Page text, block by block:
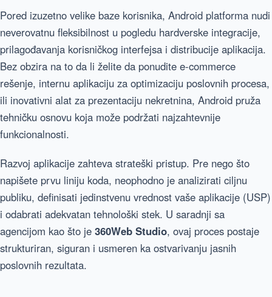
Pored izuzetno velike baze korisnika, Android platforma nudi
neverovatnu fleksibilnost u pogledu hardverske integracije,
prilagođavanja korisničkog interfejsa i distribucije aplikacija.
Bez obzira na to da li želite da ponudite e-commerce
rešenje, internu aplikaciju za optimizaciju poslovnih procesa,
ili inovativni alat za prezentaciju nekretnina, Android pruža
tehničku osnovu koja može podržati najzahtevnije
funkcionalnosti.
Razvoj aplikacije zahteva strateški pristup. Pre nego što
napišete prvu liniju koda, neophodno je analizirati ciljnu
publiku, definisati jedinstvenu vrednost vaše aplikacije (USP)
i odabrati adekvatan tehnološki stek. U saradnji sa
agencijom kao što je 360Web Studio, ovaj proces postaje
strukturiran, siguran i usmeren ka ostvarivanju jasnih
poslovnih rezultata.